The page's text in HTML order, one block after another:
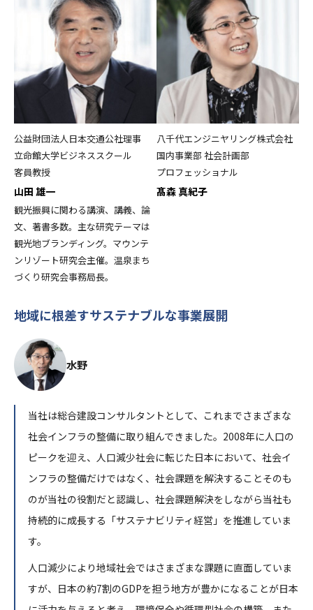
公益財団法人日本交通公社理事
立命館大学ビジネススクール
客員教授
山田 雄一
観光振興に関わる講演、講義、論
文、著書多数。主な研究テーマは
観光地ブランディング。マウンテ
ンリゾート研究会主催。温泉まち
づくり研究会事務局長。
八千代エンジニヤリング株式会社
国内事業部 社会計画部
プロフェッショナル
髙森 真紀子
地域に根差すサステナブルな事業展開
水野
当社は総合建設コンサルタントとして、これまでさまざまな
社会インフラの整備に取り組んできました。2008年に人口の
ピークを迎え、人口減少社会に転じた日本において、社会イ
ンフラの整備だけではなく、社会課題を解決することそのも
のが当社の役割だと認識し、社会課題解決をしながら当社も
持続的に成長する「サステナビリティ経営」を推進していま
す。
人口減少により地域社会ではさまざまな課題に直面していま
すが、日本の約7割のGDPを担う地方が豊かになることが日本